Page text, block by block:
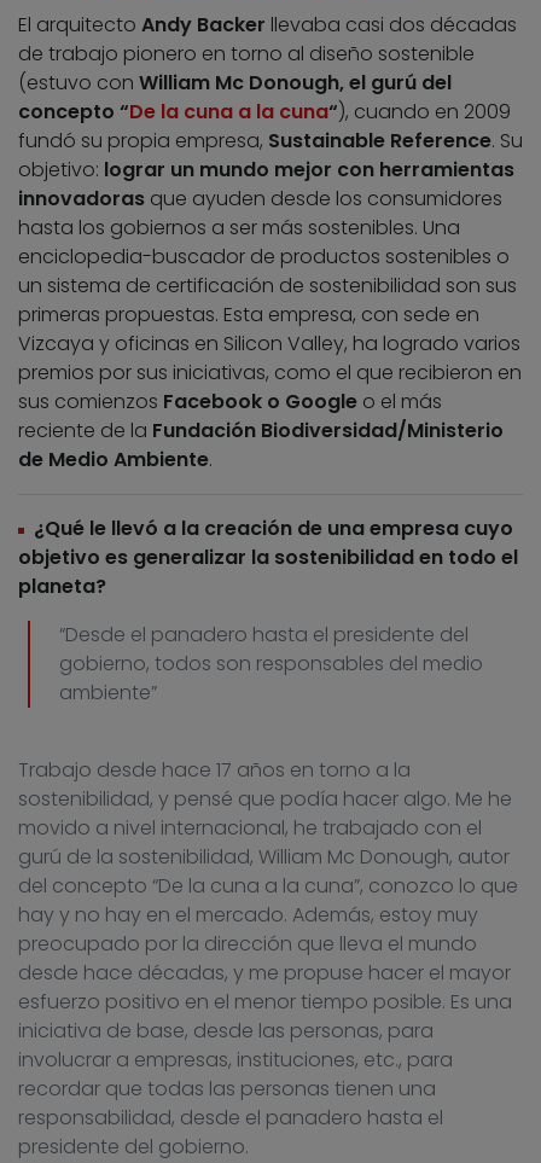
El arquitecto Andy Backer llevaba casi dos décadas
de trabajo pionero en torno al diseño sostenible
(estuvo con William Mc Donough, el gurú del
concepto “De la cuna a la cuna“), cuando en 2009
fundó su propia empresa, Sustainable Reference. Su
objetivo: lograr un mundo mejor con herramientas
innovadoras que ayuden desde los consumidores
hasta los gobiernos a ser más sostenibles. Una
enciclopedia-buscador de productos sostenibles o
un sistema de certificación de sostenibilidad son sus
primeras propuestas. Esta empresa, con sede en
Vizcaya y oficinas en Silicon Valley, ha logrado varios
premios por sus iniciativas, como el que recibieron en
sus comienzos Facebook o Google o el más
reciente de la Fundación Biodiversidad/Ministerio
de Medio Ambiente.
¿Qué le llevó a la creación de una empresa cuyo
objetivo es generalizar la sostenibilidad en todo el
planeta?
“Desde el panadero hasta el presidente del
gobierno, todos son responsables del medio
ambiente”
Trabajo desde hace 17 años en torno a la
sostenibilidad, y pensé que podía hacer algo. Me he
movido a nivel internacional, he trabajado con el
gurú de la sostenibilidad, William Mc Donough, autor
del concepto “De la cuna a la cuna”, conozco lo que
hay y no hay en el mercado. Además, estoy muy
preocupado por la dirección que lleva el mundo
desde hace décadas, y me propuse hacer el mayor
esfuerzo positivo en el menor tiempo posible. Es una
iniciativa de base, desde las personas, para
involucrar a empresas, instituciones, etc., para
recordar que todas las personas tienen una
responsabilidad, desde el panadero hasta el
presidente del gobierno.